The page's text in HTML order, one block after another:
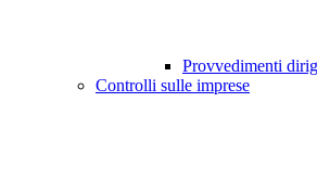
Provvedimenti
Controlli sulle imprese